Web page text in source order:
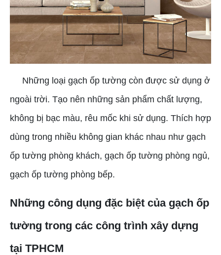
Những loại gạch ốp tường còn được sử dụng ở
ngoài trời. Tạo nên những sản phẩm chất lượng,
không bị bạc màu, rêu mốc khi sử dụng. Thích hợp
dùng trong nhiều không gian khác nhau như gạch
ốp tường phòng khách, gạch ốp tường phòng ngủ,
gạch ốp tường phòng bếp.
Những công dụng đặc biệt của gạch ốp
tường trong các công trình xây dựng
tại TPHCM